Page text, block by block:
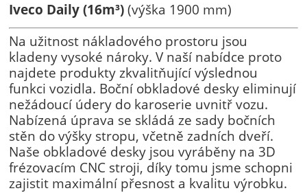
Iveco Daily (16m³)(výška 1900 mm)
Na užitnost nákladového prostoru jsou
kladeny vysoké nároky. V naší nabídce proto
najdete produkty zkvalitňující výslednou
funkci vozidla. Boční obkladové desky eliminují
nežádoucí údery do karoserie uvnitř vozu.
Nabízená úprava se skládá ze sady bočních
stěn do výšky stropu, včetně zadních dveří.
Naše obkladové desky jsou vyráběny na 3D
frézovacím CNC stroji, díky tomu jsme schopni
zajistit maximální přesnost a kvalitu výrobku.